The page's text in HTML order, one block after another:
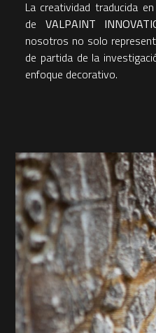
La creatividad traducida
de VALPAINT
nosotros no solo
de partida de la
enfoque decorativo.